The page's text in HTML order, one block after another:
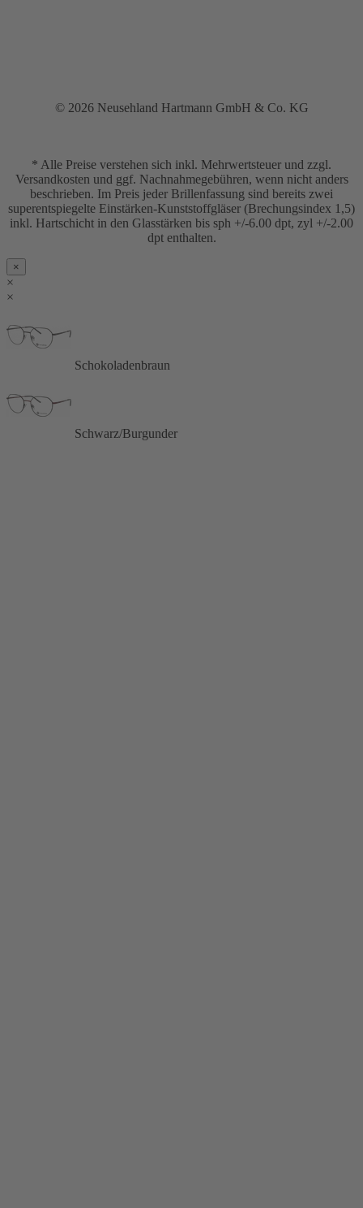
© 2026 Neusehland Hartmann GmbH & Co. KG
* Alle Preise verstehen sich inkl. Mehrwertsteuer und zzgl.
Versandkosten und ggf. Nachnahmegebühren, wenn nicht anders
beschrieben. Im Preis jeder Brillenfassung sind bereits zwei
superentspiegelte Einstärken-Kunststoffgläser (Brechungsindex 1,5)
inkl. Hartschicht in den Glasstärken bis sph +/-6.00 dpt, zyl +/-2.00
dpt enthalten.
×
×
×
Schokoladenbraun
Schwarz/Burgunder